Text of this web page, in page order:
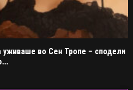
во Сен Тропе – сподели